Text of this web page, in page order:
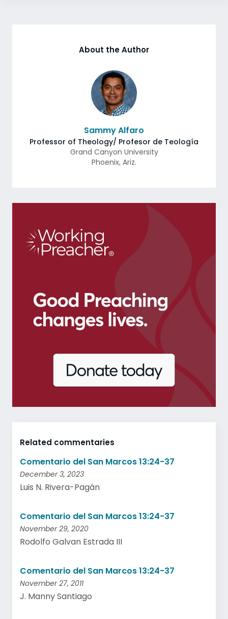
About the Author
Sammy Alfaro
Professor of Theology/ Profesor de Teología
Grand Canyon University
Phoenix, Ariz.
Related commentaries
Comentario del San Marcos 13:24-37
December 3, 2023
Luis N. Rivera-Pagán
Comentario del San Marcos 13:24-37
November 29, 2020
Rodolfo Galvan Estrada III
Comentario del San Marcos 13:24-37
November 27, 2011
J. Manny Santiago